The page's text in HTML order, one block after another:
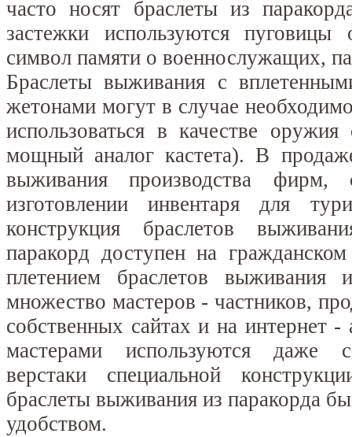
часто носят браслеты из
застежки используются
символ памяти о военнослужащих,
Браслеты выживания с
жетонами могут в случае
использоваться в качестве
мощный аналог кастета). В
выживания производства фирм,
изготовлении инвентаря для
конструкция браслетов
паракорд доступен на
плетением браслетов выживания
множество мастеров - частников,
собственных сайтах и на интернет
мастерами используются даже
верстаки специальной
браслеты выживания из паракорда
удобством.